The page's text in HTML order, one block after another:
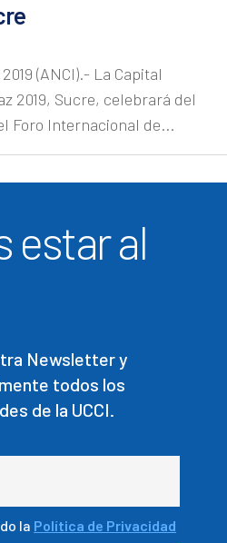
(ANCI).- La Capital
2019, Sucre, celebrará del
Foro Internacional de...
estar al
Newsletter y
todos los
de la UCCI.
la Política de Privacidad